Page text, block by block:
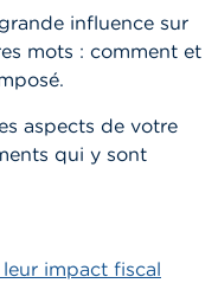
influence sur
mots : comment et
aspects de votre
qui y sont
impact fiscal